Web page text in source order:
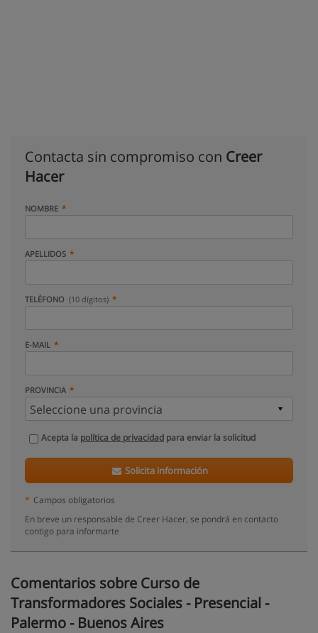
Contacta sin compromiso con Creer
Hacer
NOMBRE
APELLIDOS
TELÉFONO (10 dígitos)
E-MAIL
PROVINCIA
Acepta la política de privacidad para enviar la solicitud
Solicita información
* Campos obligatorios
En breve un responsable de Creer Hacer, se pondrá en contacto
contigo para informarte
Comentarios sobre Curso de
Transformadores Sociales - Presencial -
Palermo - Buenos Aires